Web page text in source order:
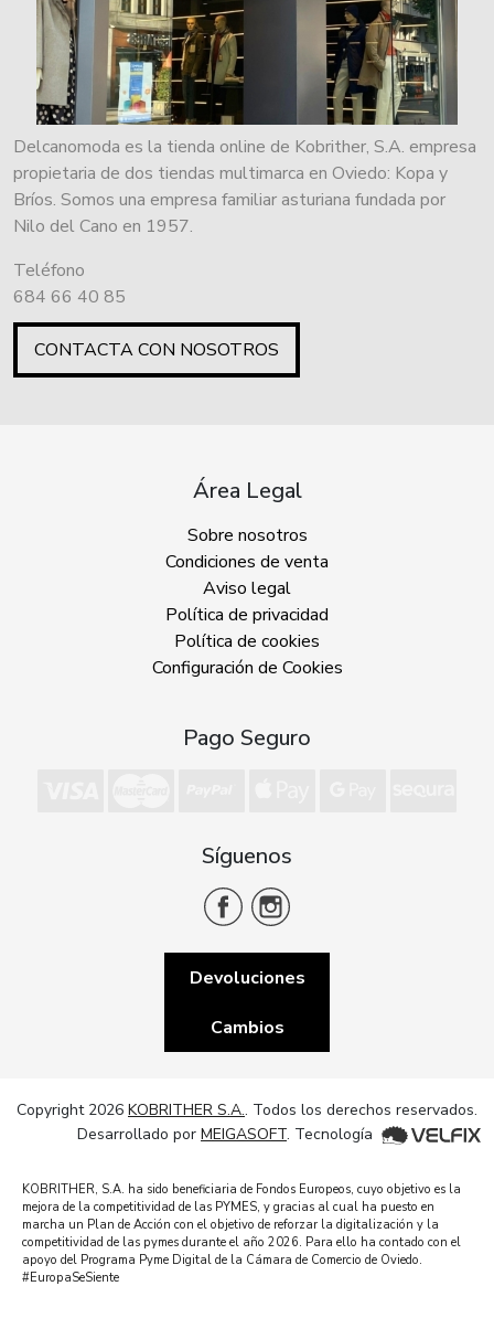
Delcanomoda es la tienda online de Kobrither, S.A. empresa
propietaria de dos tiendas multimarca en Oviedo: Kopa y
Bríos. Somos una empresa familiar asturiana fundada por
Nilo del Cano en 1957.
Teléfono
684 66 40 85
CONTACTA CON NOSOTROS
Área Legal
Sobre nosotros
Condiciones de venta
Aviso legal
Política de privacidad
Política de cookies
Configuración de Cookies
Pago Seguro
Síguenos
Devoluciones
Cambios
Copyright 2026 KOBRITHER S.A.. Todos los derechos reservados.
Desarrollado por MEIGASOFT. Tecnología
KOBRITHER, S.A. ha sido beneficiaria de Fondos Europeos, cuyo objetivo es la
mejora de la competitividad de las PYMES, y gracias al cual ha puesto en
marcha un Plan de Acción con el objetivo de reforzar la digitalización y la
competitividad de las pymes durante el año 2026. Para ello ha contado con el
apoyo del Programa Pyme Digital de la Cámara de Comercio de Oviedo.
#EuropaSeSiente